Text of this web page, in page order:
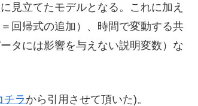
見立てたモデルとなる。これに加え
回帰式の追加）、時間で変動する共
タには影響を与えない説明変数）な
チラから引用させて頂いた)。